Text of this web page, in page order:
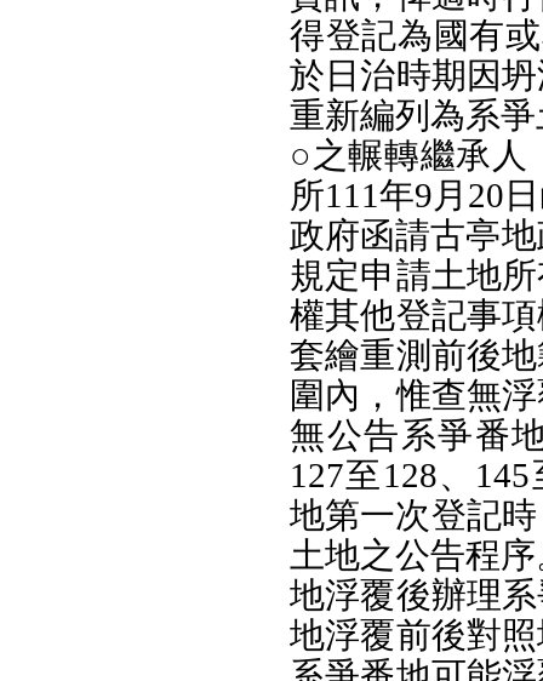
得登記為國有
於日治時期因
重新編列為系
○之輾轉繼承人
所111年9月20
政府函請古亭
規定申請土地
權其他登記事
套繪重測前後
圍內，惟查無
無公告系爭番
127至128、
地第一次登記
土地之公告程
地浮覆後辦理
地浮覆前後對